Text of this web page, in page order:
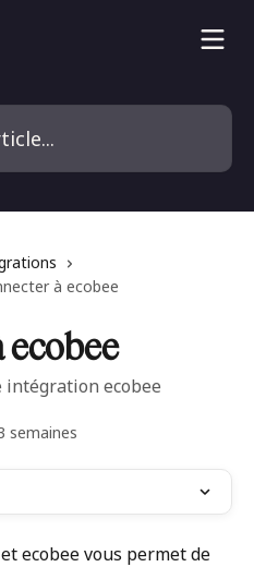
à ecobee
ecobee
ecobee
semaines
ecobee vous permet de